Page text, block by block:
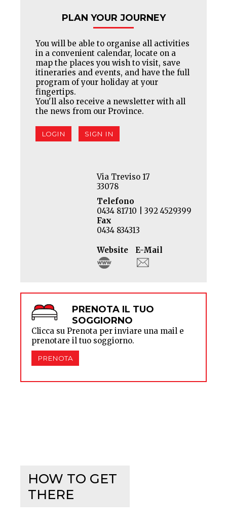
PLAN YOUR JOURNEY
You will be able to organise all activities
in a convenient calendar, locate on a
map the places you wish to visit, save
itineraries and events, and have the full
program of your holiday at your
fingertips.
You'll also receive a newsletter with all
the news from our Province.
LOGIN SIGN IN
Via Treviso 17
33078
Telefono
0434 81710 | 392 4529399
Fax
0434 834313
Website E-Mail
PRENOTA IL TUO
SOGGIORNO
Clicca su Prenota per inviare una mail e
prenotare il tuo soggiorno.
PRENOTA
HOW TO GET
THERE